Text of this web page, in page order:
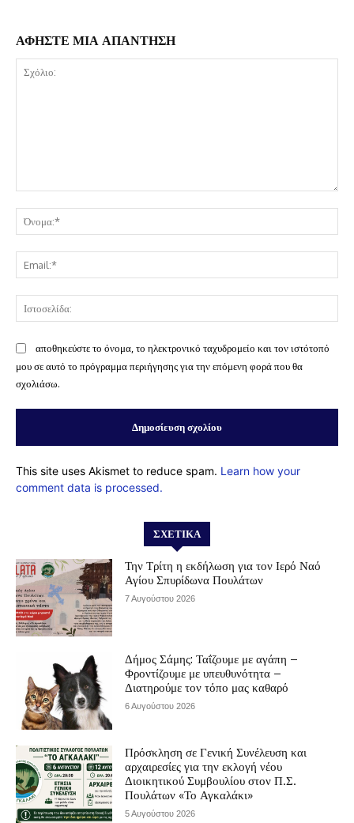
ΑΦΗΣΤΕ ΜΙΑ ΑΠΑΝΤΗΣΗ
αποθηκεύστε το όνομα, το ηλεκτρονικό ταχυδρομείο και τον ιστότοπό
μου σε αυτό το πρόγραμμα περιήγησης για την επόμενη φορά που θα
σχολιάσω.
This site uses Akismet to reduce spam. Learn how your
comment data is processed.
ΣΧΕΤΙΚΆ
Την Τρίτη η εκδήλωση για τον Ιερό Ναό
Αγίου Σπυρίδωνα Πουλάτων
7 Αυγούστου 2026
Δήμος Σάμης: Ταΐζουμε με αγάπη –
Φροντίζουμε με υπευθυνότητα –
Διατηρούμε τον τόπο μας καθαρό
6 Αυγούστου 2026
Πρόσκληση σε Γενική Συνέλευση και
αρχαιρεσίες για την εκλογή νέου
Διοικητικού Συμβουλίου στον Π.Σ.
Πουλάτων «Το Αγκαλάκι»
5 Αυγούστου 2026